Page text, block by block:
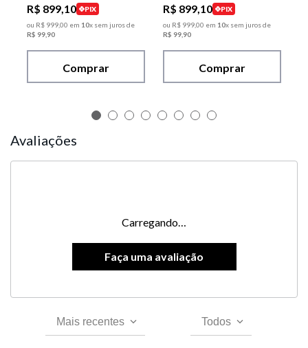
R$ 899,10
PIX
ou R$ 99900 em 10x sem juros de
R$ 99 90
Comprar
R$ 899,10
PIX
ou R$ 99900 em 10x sem juros de
R$ 99 90
Comprar
Avaliações
Carregando…
Mais recentes Todos